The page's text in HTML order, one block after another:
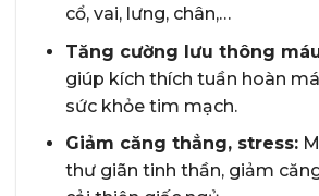
cổ, vai, lưng, chân,…
Tăng cường lưu thông
giúp kích thích tuần hoàn
sức khỏe tim mạch.
Giảm căng thẳng, stress:
thư giãn tinh thần, giảm